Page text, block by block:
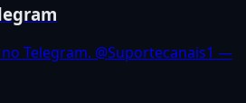
Telegram. @Suportecanais1 —